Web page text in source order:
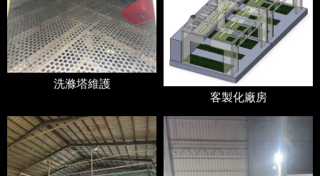
洗滌塔維護
客製化廠房